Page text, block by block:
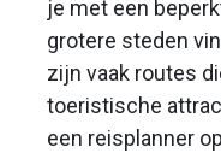
je met een
grotere steden
zijn vaak routes
toeristische
een reisplanner op